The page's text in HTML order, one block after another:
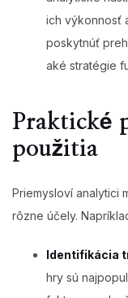
ich výkonnosť
poskytnúť
aké stratégie
Praktické
použitia
Priemysloví analytici
rôzne účely.
Identifikácia
hry sú